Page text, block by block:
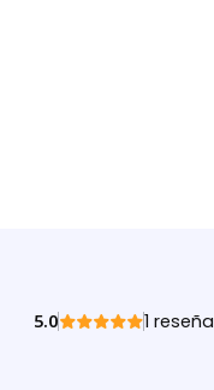
5.0 1 reseña